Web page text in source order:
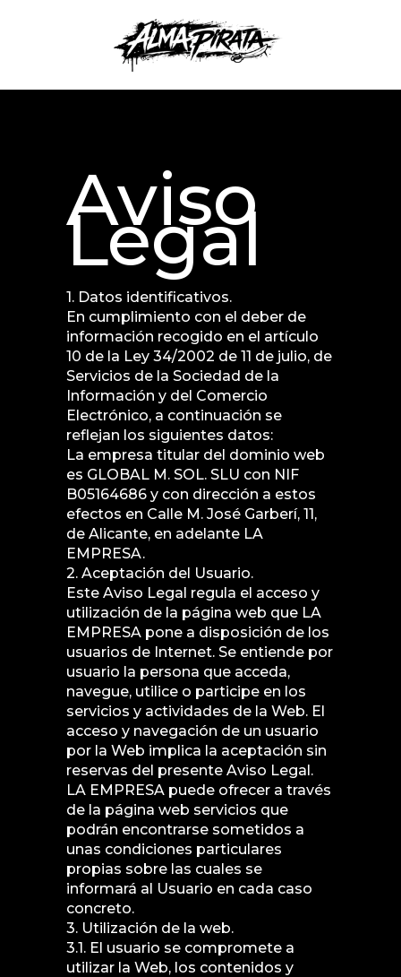
Aviso
Legal
1. Datos identificativos.
En cumplimiento con el deber de
información recogido en el artículo
10 de la Ley 34/2002 de 11 de julio, de
Servicios de la Sociedad de la
Información y del Comercio
Electrónico, a continuación se
reflejan los siguientes datos:
La empresa titular del dominio web
es GLOBAL M. SOL. SLU con NIF
B05164686 y con dirección a estos
efectos en Calle M. José Garberí, 11,
de Alicante, en adelante LA
EMPRESA.
2. Aceptación del Usuario.
Este Aviso Legal regula el acceso y
utilización de la página web que LA
EMPRESA pone a disposición de los
usuarios de Internet. Se entiende por
usuario la persona que acceda,
navegue, utilice o participe en los
servicios y actividades de la Web. El
acceso y navegación de un usuario
por la Web implica la aceptación sin
reservas del presente Aviso Legal.
LA EMPRESA puede ofrecer a través
de la página web servicios que
podrán encontrarse sometidos a
unas condiciones particulares
propias sobre las cuales se
informará al Usuario en cada caso
concreto.
3. Utilización de la web.
3.1. El usuario se compromete a
utilizar la Web, los contenidos y